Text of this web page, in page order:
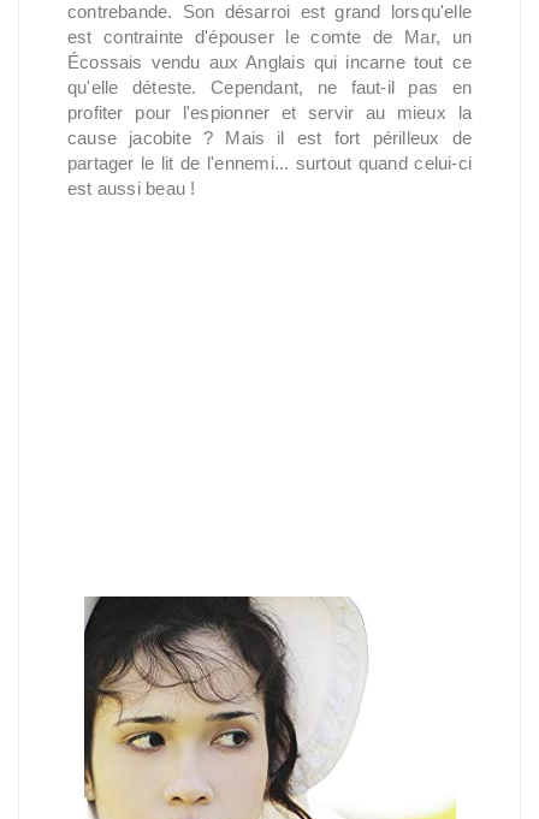
contrebande. Son désarroi est grand lorsqu'elle
est contrainte d'épouser le comte de Mar, un
Écossais vendu aux Anglais qui incarne tout ce
qu'elle déteste. Cependant, ne faut-il pas en
profiter pour l'espionner et servir au mieux la
cause jacobite ? Mais il est fort périlleux de
partager le lit de l'ennemi... surtout quand celui-ci
est aussi beau !